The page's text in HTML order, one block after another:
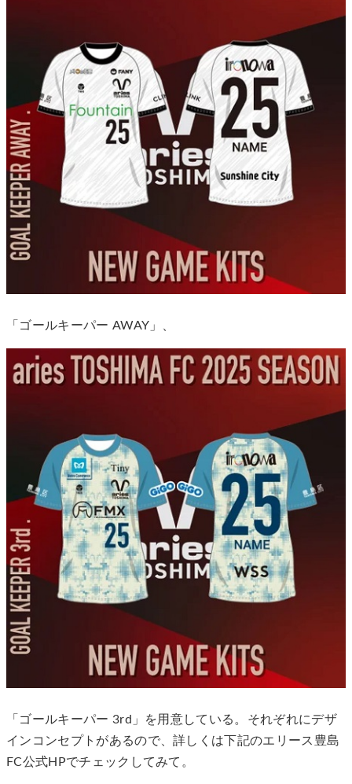
「ゴールキーパー AWAY」、
「ゴールキーパー 3rd」を用意している。それぞれにデザ
インコンセプトがあるので、詳しくは下記のエリース豊島
FC公式HPでチェックしてみて。